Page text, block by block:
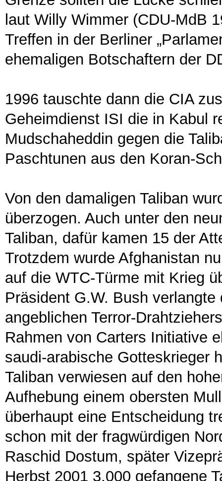
laut Willy Wimmer (CDU-MdB
Treffen in der Berliner
ehemaligen Botschaftern der
1996 tauschte dann die CIA
Geheimdienst ISI die in Kabul
Mudschaheddin gegen die
Paschtunen aus den Koran-
Von den damaligen Taliban
überzogen. Auch unter den
Taliban, dafür kamen 15 der
Trotzdem wurde Afghanistan
auf die WTC-Türme mit Krieg
Präsident G.W. Bush
angeblichen Terror-
Rahmen von Carters Initiative
saudi-arabische Gotteskrieger
Taliban verwiesen auf den
Aufhebung einem obersten
überhaupt eine Entscheidung
schon mit der fragwürdigen
Raschid Dostum, später
Herbst 2001 3.000 gefangene